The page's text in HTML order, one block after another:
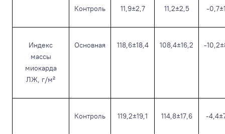
Контроль 11,9±2,7 11,2±2,5 -
Индекс
массы
миокарда
ЛЖ, г/м²
Основная 118,6±18,4 108,4±16,2 -
Контроль 119,2±19,1 114,8±17,6 -